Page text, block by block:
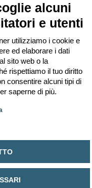
richiede solo
avanzate. L’amministratore
di eseguire il login
Tutti gli orari sono
phpBB Limited
alcuni
e utenti
utilizziamo i cookie e
ed elaborare i dati
sito web o la
rispettiamo il tuo diritto
consentire alcuni tipi di
saperne di più.